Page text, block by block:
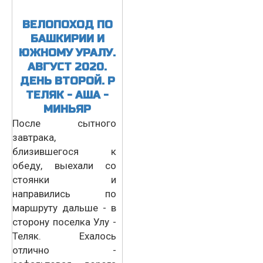
ВЕЛОПОХОД ПО
БАШКИРИИ И
ЮЖНОМУ УРАЛУ.
АВГУСТ 2020.
ДЕНЬ ВТОРОЙ. Р
ТЕЛЯК - АША -
МИНЬЯР
После сытного
завтрака,
близившегося к
обеду, выехали со
стоянки и
направились по
маршруту дальше - в
сторону поселка Улу -
Теляк. Ехалось
отлично -